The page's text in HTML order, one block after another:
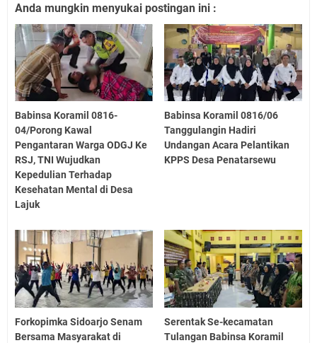
Anda mungkin menyukai postingan ini :
Babinsa Koramil 0816-
04/Porong Kawal
Pengantaran Warga ODGJ Ke
RSJ, TNI Wujudkan
Kepedulian Terhadap
Kesehatan Mental di Desa
Lajuk
Babinsa Koramil 0816/06
Tanggulangin Hadiri
Undangan Acara Pelantikan
KPPS Desa Penatarsewu
Forkopimka Sidoarjo Senam
Bersama Masyarakat di
Serentak Se-kecamatan
Tulangan Babinsa Koramil